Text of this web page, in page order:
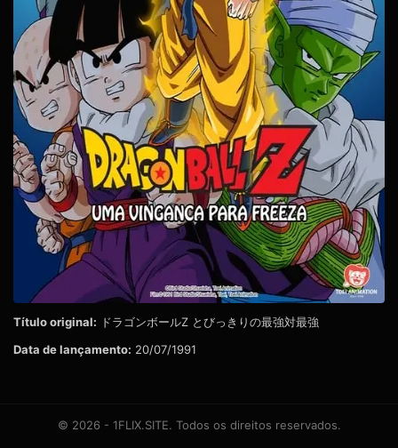
Título original: ドラゴンボールZ とびっきりの最強対最強
Data de lançamento: 20/07/1991
© 2026 - 1FLIX.SITE. Todos os direitos reservados.